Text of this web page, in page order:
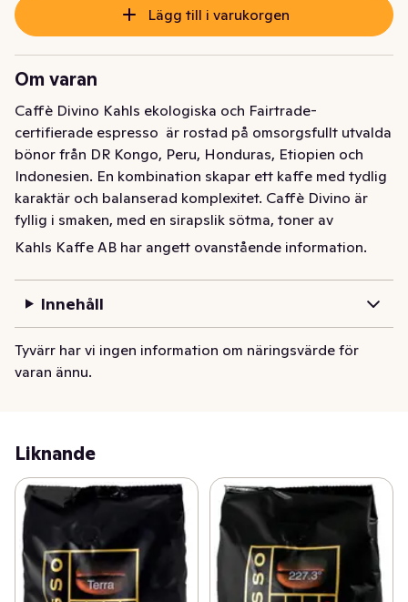
Lägg till i varukorgen
Om varan
Caffè Divino Kahls ekologiska och Fairtrade-
certifierade espresso  är rostad på omsorgsfullt utvalda
bönor från DR Kongo, Peru, Honduras, Etiopien och
Indonesien. En kombination skapar ett kaffe med tydlig
karaktär och balanserad komplexitet. Caffè Divino är
fyllig i smaken, med en sirapslik sötma, toner av
ingefära och kardemumma samt inslag av citrus och
Caffé Divino är rostat på omsorgsfullt utvalda bönor
Indonesien.  En kombination som ger ett kaffe med
tydlig karaktär och balanserad komplexitiet.
Kahls Kaffe AB har angett ovanstående information.
Innehåll
Tyvärr har vi ingen information om näringsvärde för
varan ännu.
Liknande